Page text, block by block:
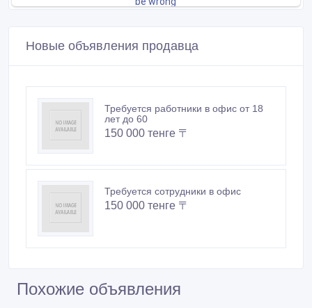
Новые объявления продавца
Требуется работники в офис от 18
лет до 60
150 000 тенге 〒
Требуется сотрудники в офис
150 000 тенге 〒
Похожие объявления